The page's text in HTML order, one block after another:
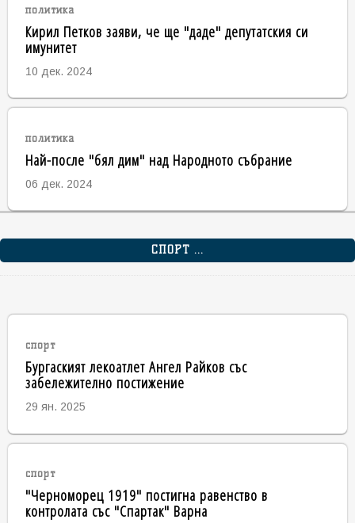
политика
Кирил Петков заяви, че ще "даде" депутатския си
имунитет
10 дек. 2024
политика
Най-после "бял дим" над Народното събрание
06 дек. 2024
СПОРТ ...
спорт
Бургаският лекоатлет Ангел Райков със
забележително постижение
29 ян. 2025
спорт
"Черноморец 1919" постигна равенство в
контролата със "Спартак" Варна